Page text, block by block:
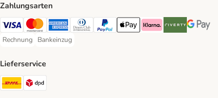
Zahlungsarten
Visa Payment Method
Mastercard Payment Method
American Express Payment Method
Diners Club Payment Method
PayPal Payment Method
Apple Pay Payment Method
Klarna Payment Method
Riverty Payment
Google
Rechnung
Rechnung Payment Method
Bankeinzug
Bankeinzug Payment Method
Lieferservice
DHL Shipping Method